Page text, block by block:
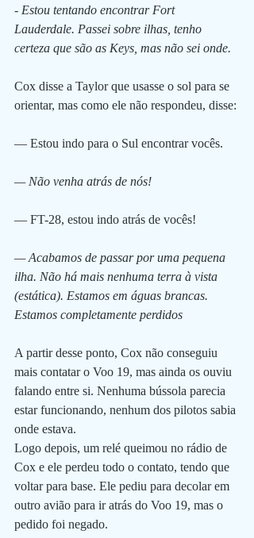
- Estou tentando encontrar Fort
Lauderdale. Passei sobre ilhas, tenho
certeza que são as Keys, mas não sei onde.
Cox disse a Taylor que usasse o sol para se
orientar, mas como ele não respondeu, disse:
— Estou indo para o Sul encontrar vocês.
— Não venha atrás de nós!
— FT-28, estou indo atrás de vocês!
— Acabamos de passar por uma pequena
ilha. Não há mais nenhuma terra à vista
(estática). Estamos em águas brancas.
Estamos completamente perdidos
A partir desse ponto, Cox não conseguiu
mais contatar o Voo 19, mas ainda os ouviu
falando entre si. Nenhuma bússola parecia
estar funcionando, nenhum dos pilotos sabia
onde estava.
Logo depois, um relé queimou no rádio de
Cox e ele perdeu todo o contato, tendo que
voltar para base. Ele pediu para decolar em
outro avião para ir atrás do Voo 19, mas o
pedido foi negado.